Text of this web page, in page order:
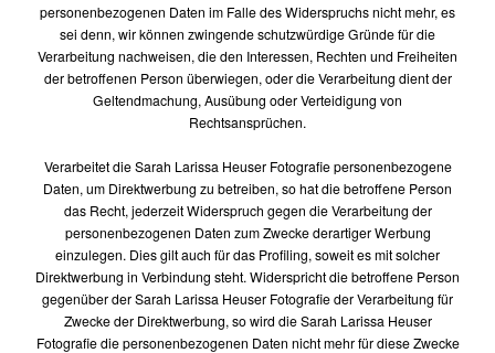
personenbezogenen Daten im Falle des Widerspruchs nicht mehr, es
sei denn, wir können zwingende schutzwürdige Gründe für die
Verarbeitung nachweisen, die den Interessen, Rechten und Freiheiten
der betroffenen Person überwiegen, oder die Verarbeitung dient der
Geltendmachung, Ausübung oder Verteidigung von
Rechtsansprüchen.
Verarbeitet die Sarah Larissa Heuser Fotografie personenbezogene
Daten, um Direktwerbung zu betreiben, so hat die betroffene Person
das Recht, jederzeit Widerspruch gegen die Verarbeitung der
personenbezogenen Daten zum Zwecke derartiger Werbung
einzulegen. Dies gilt auch für das Profiling, soweit es mit solcher
Direktwerbung in Verbindung steht. Widerspricht die betroffene Person
gegenüber der Sarah Larissa Heuser Fotografie der Verarbeitung für
Zwecke der Direktwerbung, so wird die Sarah Larissa Heuser
Fotografie die personenbezogenen Daten nicht mehr für diese Zwecke